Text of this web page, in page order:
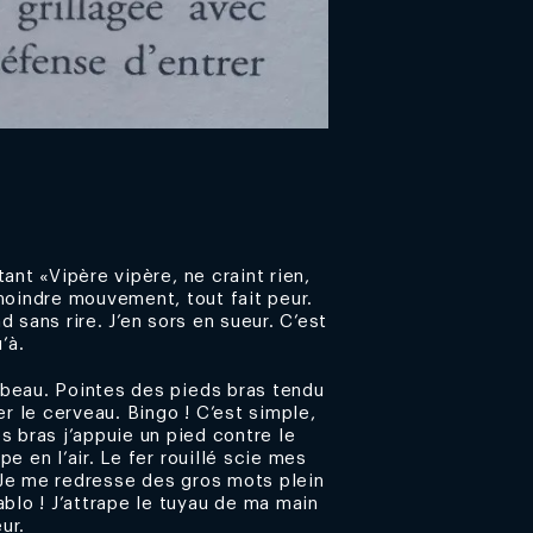
«Vipère vipère, ne craint rien,
mouvement, tout fait peur.
rire. J’en sors en sueur. C’est
Pointes des pieds bras tendu
le cerveau. Bingo ! C’est simple,
bras j’appuie un pied contre le
en l’air. Le fer rouillé scie mes
me redresse des gros mots plein
! J’attrape le tuyau de ma main